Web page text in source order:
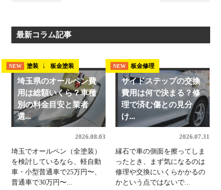
最新コラム記事
NEW 埼玉県 板金塗装
NEW 塗装
埼玉県のオールペン費
用は総額いくら？車種
別の料金目安と業者
選...
2026.08.03
埼玉でオールペン（全塗装）
を検討しているなら、軽自動
車・小型普通車で25万円〜、
普通車で30万円〜...
NEW 板金修理
サイドステップの交換
費用は何で決まる？修
理で済む傷との見分
け...
2026.07.31
縁石で車の側面を擦ってしま
ったとき、まず気になるのは
修理や交換にいくらかかるの
かという点ではないで...